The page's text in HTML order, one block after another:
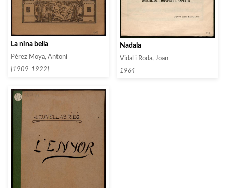
La nina bella
Pérez Moya, Antoni
[1909-1922]
Nadala
Vidal i Roda, Joan
1964